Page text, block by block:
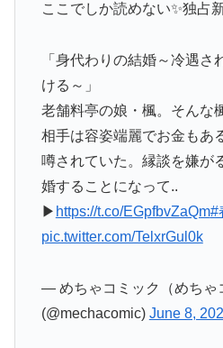
ここでしか読めない✨独占
「身代わりの結婚～冷遇さ
ける～」
老舗料亭の娘・楓。そんな
相手は容姿端麗でお金もあ
噂されていた。縁談を嫌が
婚することになって..
▶ https://t.co/EGpfbvZaQm#
pic.twitter.com/TelxrGul0k
— めちゃコミック（めちゃ
(@mechacomic) June 8,